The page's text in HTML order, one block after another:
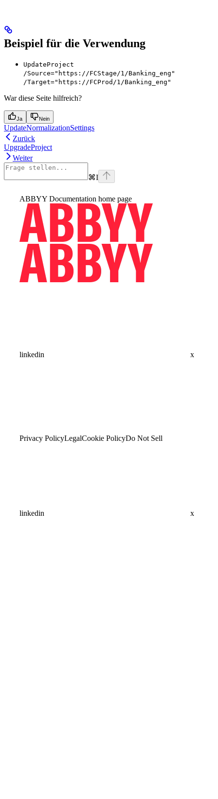
Beispiel für die Verwendung
UpdateProject
/Source="https://FCStage/1/Banking_eng"
/Target="https://FCProd/1/Banking_eng"
War diese Seite hilfreich?
Ja Nein
UpdateNormalizationSettings
Zurück
UpgradeProject
Weiter
⌘I
ABBYY Documentation home page
linkedin x
Privacy PolicyLegalCookie PolicyDo Not Sell
linkedin x